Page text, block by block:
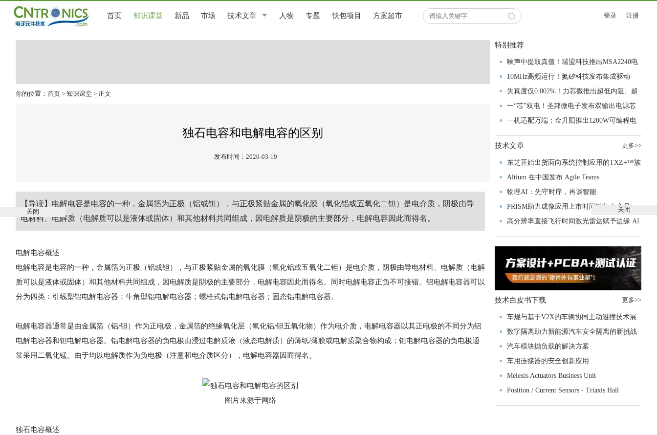
首页 知识课堂 新品 市场 技术文章 人物 专题 快包项目 方案超市 登录 注册
你的位置： 首页 > 知识课堂 > 正文
独石电容和电解电容的区别
发布时间：2020-03-19
【导读】电解电容是电容的一种，金属箔为正极（铝或钽），与正极紧贴金属的氧化膜（氧化铝或五氧化二钽）是电介质，阴极由导
电材料、电解质（电解质可以是液体或固体）和其他材料共同组成，因电解质是阴极的主要部分，电解电容因此而得名。
电解电容概述
电解电容是电容的一种，金属箔为正极（铝或钽），与正极紧贴金属的氧化膜（氧化铝或五氧化二钽）是电介质，阴极由导电材料、电解质（电解
质可以是液体或固体）和其他材料共同组成，因电解质是阴极的主要部分，电解电容因此而得名。同时电解电容正负不可接错。铝电解电容器可以
分为四类：引线型铝电解电容器；牛角型铝电解电容器；螺栓式铝电解电容器；固态铝电解电容器。
电解电容器通常是由金属箔（铝/钽）作为正电极，金属箔的绝缘氧化层（氧化铝/钽五氧化物）作为电介质，电解电容器以其正电极的不同分为铝
电解电容器和钽电解电容器。铝电解电容器的负电极由浸过电解质液（液态电解质）的薄纸/薄膜或电解质聚合物构成；钽电解电容器的负电极通
常采用二氧化锰。由于均以电解质作为负电极（注意和电介质区分），电解电容器因而得名。
图片来源于网络
独石电容概述
特别推荐
噪声中提取真值！瑞盟科技推出MSA2240电
流检测芯片赋能多元高端测量场景
10MHz高频运行！氮矽科技发布集成驱动
GaN芯片，助力电源能效再攀新高
失真度仅0.002%！力芯微推出超低内阻、超
低失真4PST模拟开关
一“芯”双电！圣邦微电子发布双输出电源芯
片，简化AFE与音频设计
一机适配万端：金升阳推出1200W可编程电
源，赋能高端装备制造
技术文章 更多>>
东芝开始出货面向系统控制应用的TXZ+™族
入门级M4V组
Altium 在中国发布 Agile Teams
物理AI：先守时序，再谈智能
PRISM助力成像应用上市时间缩短六个月，
实战指南一文解读
高分辨率直接飞行时间激光雷达赋予边缘 AI
空间感知能力
技术白皮书下载 更多>>
车规与基于V2X的车辆协同主动避撞技术展
望
数字隔离助力新能源汽车安全隔离的新挑战
汽车模块抛负载的解决方案
车用连接器的安全创新应用
Melexis Actuators Business Unit
Position / Current Sensors - Triaxis Hall
关闭 关闭